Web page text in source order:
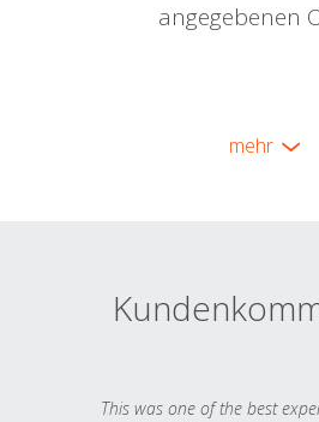
angegebenen
mehr
This was one of the best